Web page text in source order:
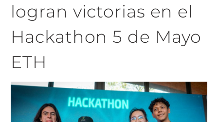
logran victorias en el
Hackathon 5 de Mayo
ETH